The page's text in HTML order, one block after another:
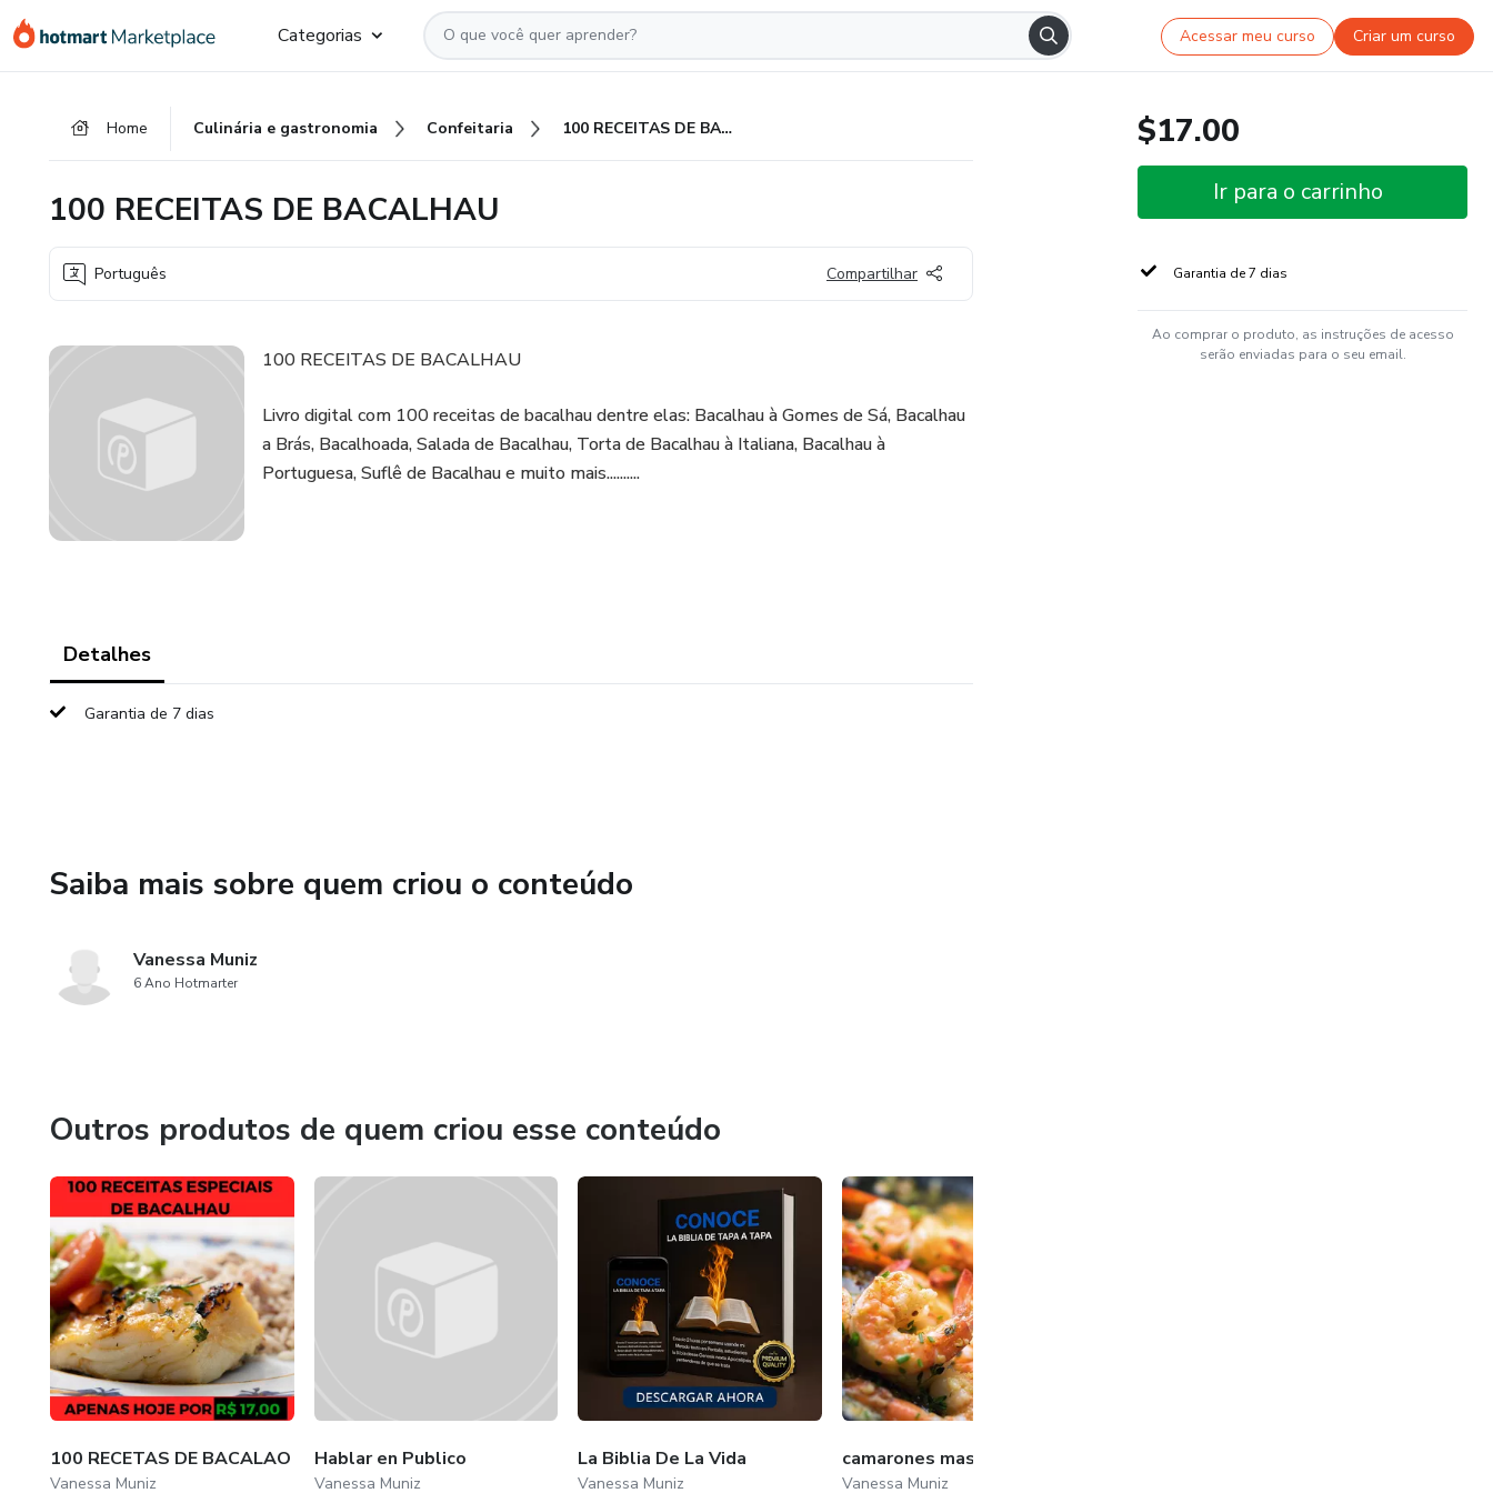
para
para
para
Categorias Acessar meu curso Criar um curso
Home Culinária e gastronomia Confeitaria 100 RECEITAS DE BACALHAU
100 RECEITAS DE BACALHAU
Português Compartilhar
100 RECEITAS DE BACALHAU
Livro digital com 100 receitas de bacalhau dentre elas: Bacalhau à Gomes de Sá, Bacalhau
a Brás, Bacalhoada, Salada de Bacalhau, Torta de Bacalhau à Italiana, Bacalhau à
Portuguesa, Suflê de Bacalhau e muito mais..........
Detalhes
Garantia de 7 dias
Saiba mais sobre quem criou o conteúdo
Vanessa Muniz
6 Ano Hotmarter
Outros produtos de quem criou esse conteúdo
100 RECETAS DE BACALAO
Vanessa Muniz
Hablar en Publico
Vanessa Muniz
La Biblia De La Vida
Vanessa Muniz
camarones masterchef
Vanessa Muniz
$17.00
Ir para o carrinho
Garantia de 7 dias
Ao comprar o produto, as instruções de acesso
serão enviadas para o seu email.